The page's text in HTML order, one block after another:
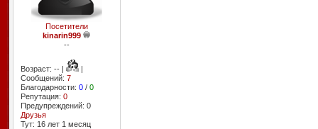
Посетители
kinarin999
--
Возраст: -- |
|
Сообщений: 7
Благодарности: 0/ 0
Репутация: 0
Предупреждений: 0
Друзья
Тут: 16 лет 1 месяц